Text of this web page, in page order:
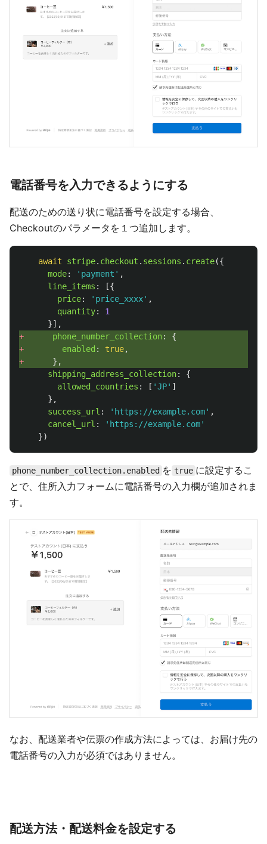
電話番号を入力できるようにする
配送のための送り状に電話番号を設定する場合、
Checkoutのパラメータを１つ追加します。
await stripe. checkout . sessions . create({
mode: ' payment ' ,
line_items :
[{
price: ' price_xxxx' ,
quantity:
1
}],
+
phone_number_collection:
{
+
enabled : true,
+
},
shipping_address_collection:
{
allowed_countries : [ 'JP' ]
},
success_url : ' https://example.com' ,
cancel_url : ' https://example.com'
})
phone_number_collection.enabled を true に設定するこ
とで、住所入力フォームに電話番号の入力欄が追加されま
す。
なお、配送業者や伝票の作成方法によっては、お届け先の
電話番号の入力が必須ではありません。
配送方法・配送料金を設定する